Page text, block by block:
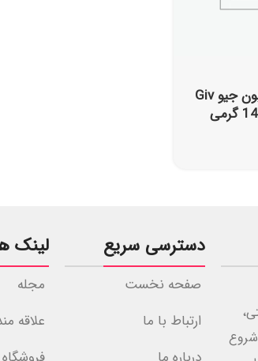
فروش عمده صابون جیو Giv
شروع
دسترسی سریع
صفحه نخست
ارتباط با ما
لینک
مجله
علاقه